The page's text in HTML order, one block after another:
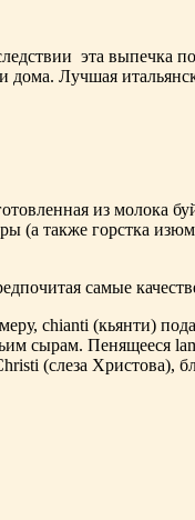
эта выпечка
Лучшая
из молока
(а также горстка
самые
chianti (кьянти)
сырам. Пенящееся
(слеза Христова),